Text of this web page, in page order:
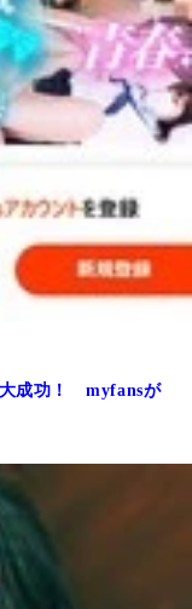
大成功！ myfansが